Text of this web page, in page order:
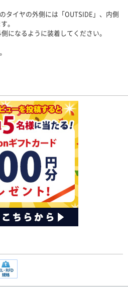
タイヤの外側には「OUTSIDE」、内側
。
になるように装着してください。